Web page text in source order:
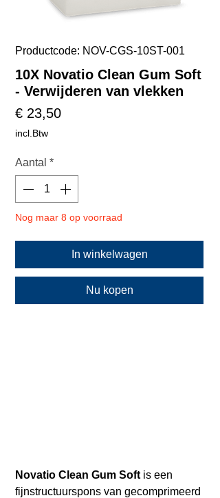
Productcode: NOV-CGS-10ST-001
10X Novatio Clean Gum Soft
- Verwijderen van vlekken
€ 23,50Prijs
incl.Btw
Aantal *
Nog maar 8 op voorraad
In winkelwagen
Nu kopen
Novatio Clean Gum Soft is een
fijnstructuurspons van gecomprimeerd